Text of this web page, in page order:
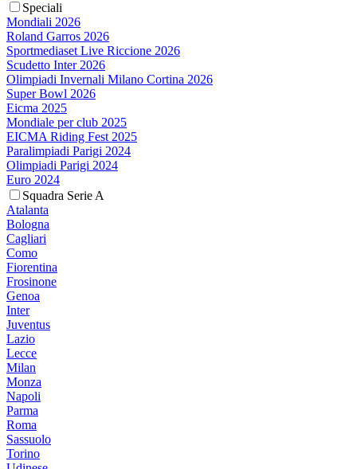
Speciali
Mondiali 2026
Roland Garros 2026
Sportmediaset Live Riccione 2026
Scudetto Inter 2026
Olimpiadi Invernali Milano Cortina 2026
Super Bowl 2026
Eicma 2025
Mondiale per club 2025
EICMA Riding Fest 2025
Paralimpiadi Parigi 2024
Olimpiadi Parigi 2024
Euro 2024
Squadra Serie A
Atalanta
Bologna
Cagliari
Como
Fiorentina
Frosinone
Genoa
Inter
Juventus
Lazio
Lecce
Milan
Monza
Napoli
Parma
Roma
Sassuolo
Torino